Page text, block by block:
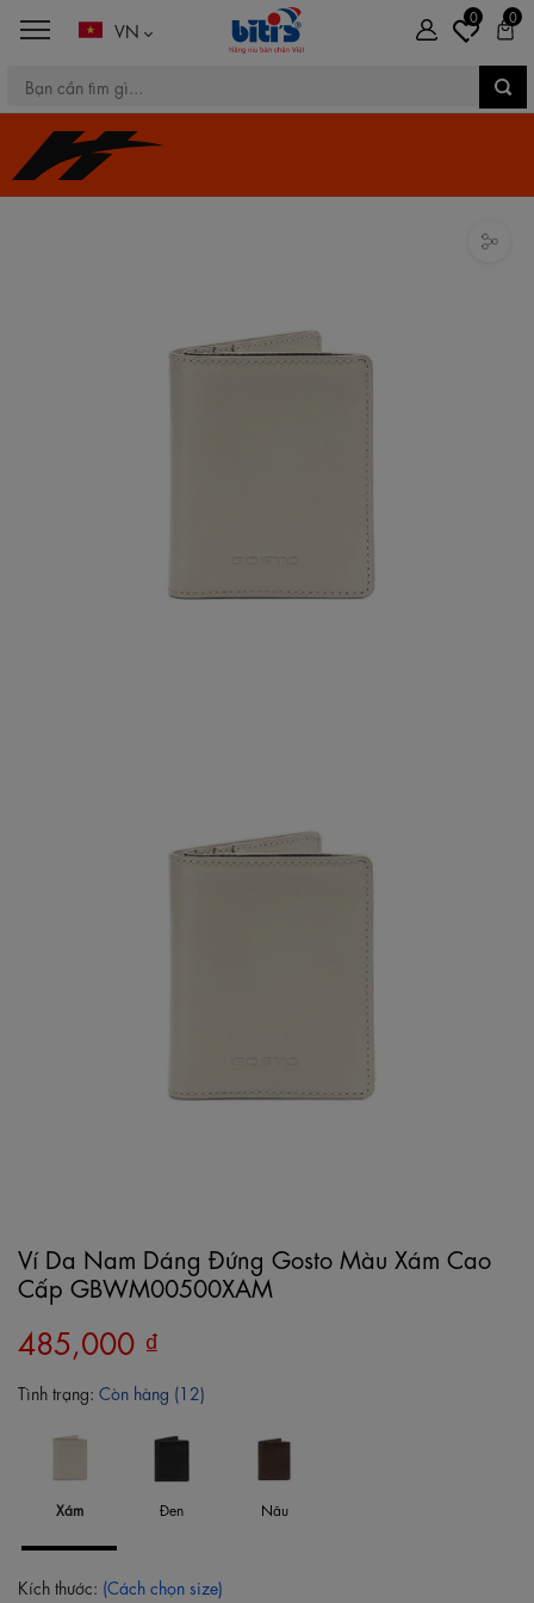
VN
0 0
Ví Da Nam Dáng Đứng Gosto Màu Xám Cao
Cấp GBWM00500XAM
485,000 ₫
Tình trạng: Còn hàng (12)
Đen Nâu
Xám
Kích thước: (Cách chọn size)